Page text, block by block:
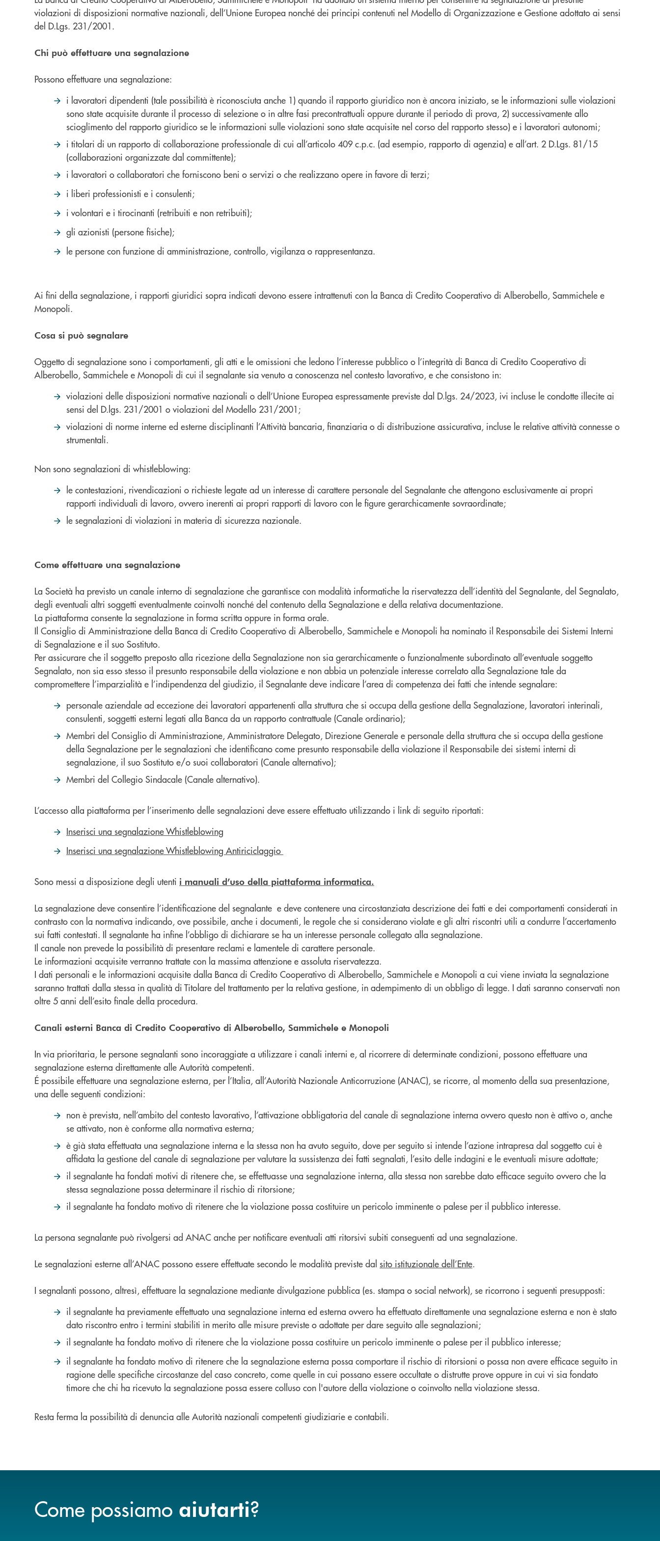
violazioni di disposizioni normative nazionali, dell’Unione Europea nonché dei principi contenuti nel Modello di Organizzazione e Gestione adottato ai sensi
del D.Lgs. 231/2001.
Chi può effettuare una segnalazione
Possono effettuare una segnalazione:
i lavoratori dipendenti (tale possibilità è riconosciuta anche 1) quando il rapporto giuridico non è ancora iniziato, se le informazioni sulle violazioni
sono state acquisite durante il processo di selezione o in altre fasi precontrattuali oppure durante il periodo di prova, 2) successivamente allo
scioglimento del rapporto giuridico se le informazioni sulle violazioni sono state acquisite nel corso del rapporto stesso) e i lavoratori autonomi;
i titolari di un rapporto di collaborazione professionale di cui all’articolo 409 c.p.c. (ad esempio, rapporto di agenzia) e all’art. 2 D.Lgs. 81/15
(collaborazioni organizzate dal committente);
i lavoratori o collaboratori che forniscono beni o servizi o che realizzano opere in favore di terzi;
i liberi professionisti e i consulenti;
i volontari e i tirocinanti (retribuiti e non retribuiti);
gli azionisti (persone fisiche);
le persone con funzione di amministrazione, controllo, vigilanza o rappresentanza.
Ai fini della segnalazione, i rapporti giuridici sopra indicati devono essere intrattenuti con la Banca di Credito Cooperativo di Alberobello, Sammichele e
Monopoli.
Cosa si può segnalare
Oggetto di segnalazione sono i comportamenti, gli atti e le omissioni che ledono l’interesse pubblico o l’integrità di Banca di Credito Cooperativo di
Alberobello, Sammichele e Monopoli di cui il segnalante sia venuto a conoscenza nel contesto lavorativo, e che consistono in:
violazioni delle disposizioni normative nazionali o dell’Unione Europea espressamente previste dal D.lgs. 24/2023, ivi incluse le condotte illecite ai
sensi del D.lgs. 231/2001 o violazioni del Modello 231/2001;
violazioni di norme interne ed esterne disciplinanti l’Attività bancaria, finanziaria o di distribuzione assicurativa, incluse le relative attività connesse o
strumentali.
Non sono segnalazioni di whistleblowing:
le contestazioni, rivendicazioni o richieste legate ad un interesse di carattere personale del Segnalante che attengono esclusivamente ai propri
rapporti individuali di lavoro, ovvero inerenti ai propri rapporti di lavoro con le figure gerarchicamente sovraordinate;
le segnalazioni di violazioni in materia di sicurezza nazionale.
Come effettuare una segnalazione
La Società ha previsto un canale interno di segnalazione che garantisce con modalità informatiche la riservatezza dell’identità del Segnalante, del Segnalato,
degli eventuali altri soggetti eventualmente coinvolti nonché del contenuto della Segnalazione e della relativa documentazione.
La piattaforma consente la segnalazione in forma scritta oppure in forma orale.
Il Consiglio di Amministrazione della Banca di Credito Cooperativo di Alberobello, Sammichele e Monopoli ha nominato il Responsabile dei Sistemi Interni
di Segnalazione e il suo Sostituto.
Per assicurare che il soggetto preposto alla ricezione della Segnalazione non sia gerarchicamente o funzionalmente subordinato all’eventuale soggetto
Segnalato, non sia esso stesso il presunto responsabile della violazione e non abbia un potenziale interesse correlato alla Segnalazione tale da
compromettere l’imparzialità e l’indipendenza del giudizio, il Segnalante deve indicare l’area di competenza dei fatti che intende segnalare:
personale aziendale ad eccezione dei lavoratori appartenenti alla struttura che si occupa della gestione della Segnalazione, lavoratori interinali,
consulenti, soggetti esterni legati alla Banca da un rapporto contrattuale (Canale ordinario);
Membri del Consiglio di Amministrazione, Amministratore Delegato, Direzione Generale e personale della struttura che si occupa della gestione
della Segnalazione per le segnalazioni che identificano come presunto responsabile della violazione il Responsabile dei sistemi interni di
segnalazione, il suo Sostituto e/o suoi collaboratori (Canale alternativo);
Membri del Collegio Sindacale (Canale alternativo).
L’accesso alla piattaforma per l’inserimento delle segnalazioni deve essere effettuato utilizzando i link di seguito riportati:
Inserisci una segnalazione Whistleblowing
Inserisci una segnalazione Whistleblowing Antiriciclaggio
Sono messi a disposizione degli utenti i manuali d’uso della piattaforma informatica.
La segnalazione deve consentire l’identificazione del segnalante e deve contenere una circostanziata descrizione dei fatti e dei comportamenti considerati in
contrasto con la normativa indicando, ove possibile, anche i documenti, le regole che si considerano violate e gli altri riscontri utili a condurre l’accertamento
sui fatti contestati. Il segnalante ha infine l’obbligo di dichiarare se ha un interesse personale collegato alla segnalazione.
Il canale non prevede la possibilità di presentare reclami e lamentele di carattere personale.
Le informazioni acquisite verranno trattate con la massima attenzione e assoluta riservatezza.
I dati personali e le informazioni acquisite dalla Banca di Credito Cooperativo di Alberobello, Sammichele e Monopoli a cui viene inviata la segnalazione
saranno trattati dalla stessa in qualità di Titolare del trattamento per la relativa gestione, in adempimento di un obbligo di legge. I dati saranno conservati non
oltre 5 anni dell’esito finale della procedura.
Canali esterni Banca di Credito Cooperativo di Alberobello, Sammichele e Monopoli
In via prioritaria, le persone segnalanti sono incoraggiate a utilizzare i canali interni e, al ricorrere di determinate condizioni, possono effettuare una
segnalazione esterna direttamente alle Autorità competenti.
É possibile effettuare una segnalazione esterna, per l’Italia, all’Autorità Nazionale Anticorruzione (ANAC), se ricorre, al momento della sua presentazione,
una delle seguenti condizioni:
non è prevista, nell’ambito del contesto lavorativo, l’attivazione obbligatoria del canale di segnalazione interna ovvero questo non è attivo o, anche
se attivato, non è conforme alla normativa esterna;
è già stata effettuata una segnalazione interna e la stessa non ha avuto seguito, dove per seguito si intende l’azione intrapresa dal soggetto cui è
affidata la gestione del canale di segnalazione per valutare la sussistenza dei fatti segnalati, l’esito delle indagini e le eventuali misure adottate;
il segnalante ha fondati motivi di ritenere che, se effettuasse una segnalazione interna, alla stessa non sarebbe dato efficace seguito ovvero che la
stessa segnalazione possa determinare il rischio di ritorsione;
il segnalante ha fondato motivo di ritenere che la violazione possa costituire un pericolo imminente o palese per il pubblico interesse.
La persona segnalante può rivolgersi ad ANAC anche per notificare eventuali atti ritorsivi subiti conseguenti ad una segnalazione.
Le segnalazioni esterne all’ANAC possono essere effettuate secondo le modalità previste dal sito istituzionale dell’Ente.
I segnalanti possono, altresì, effettuare la segnalazione mediante divulgazione pubblica (es. stampa o social network), se ricorrono i seguenti presupposti:
il segnalante ha previamente effettuato una segnalazione interna ed esterna ovvero ha effettuato direttamente una segnalazione esterna e non è stato
dato riscontro entro i termini stabiliti in merito alle misure previste o adottate per dare seguito alle segnalazioni;
il segnalante ha fondato motivo di ritenere che la violazione possa costituire un pericolo imminente o palese per il pubblico interesse;
il segnalante ha fondato motivo di ritenere che la segnalazione esterna possa comportare il rischio di ritorsioni o possa non avere efficace seguito in
ragione delle specifiche circostanze del caso concreto, come quelle in cui possano essere occultate o distrutte prove oppure in cui vi sia fondato
timore che chi ha ricevuto la segnalazione possa essere colluso con l'autore della violazione o coinvolto nella violazione stessa.
Resta ferma la possibilità di denuncia alle Autorità nazionali competenti giudiziarie e contabili.
Come possiamo aiutarti?